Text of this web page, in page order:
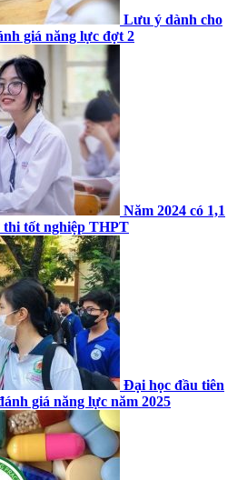
Lưu ý dành cho
giá năng lực đợt 2
Năm 2024 có 1,1
tốt nghiệp THPT
Đại học đầu tiên
giá năng lực năm 2025